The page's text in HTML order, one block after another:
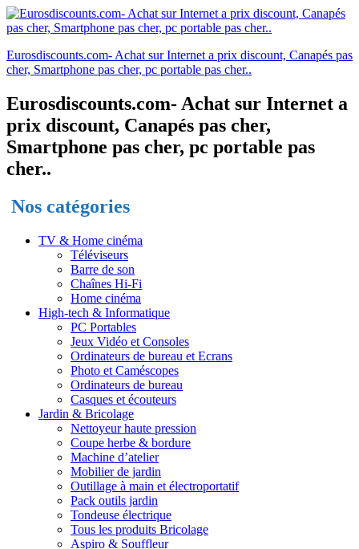
Eurosdiscounts.com- Achat sur Internet a prix discount, Canapés pas
cher, Smartphone pas cher, pc portable pas cher..
Eurosdiscounts.com- Achat sur Internet a
prix discount, Canapés pas cher,
Smartphone pas cher, pc portable pas
cher..
Nos catégories
TV & Home cinéma
Téléviseurs
Barre de son
Chaînes Hi-Fi
Home cinéma
High-tech & Informatique
PC Portables
Jeux Vidéo et Consoles
Ordinateurs de bureau et Ecrans
Photo et Caméscopes
Ordinateurs de bureau
Casques et écouteurs
Jardin & Bricolage
Nettoyeur haute pression
Coupe herbe & bordure
Machine d’atelier
Mobilier de jardin
Outillage à main et électroportatif
Pack outils jardin
Tondeuse électrique
Tous les produits Bricolage
Aspiro & Souffleur